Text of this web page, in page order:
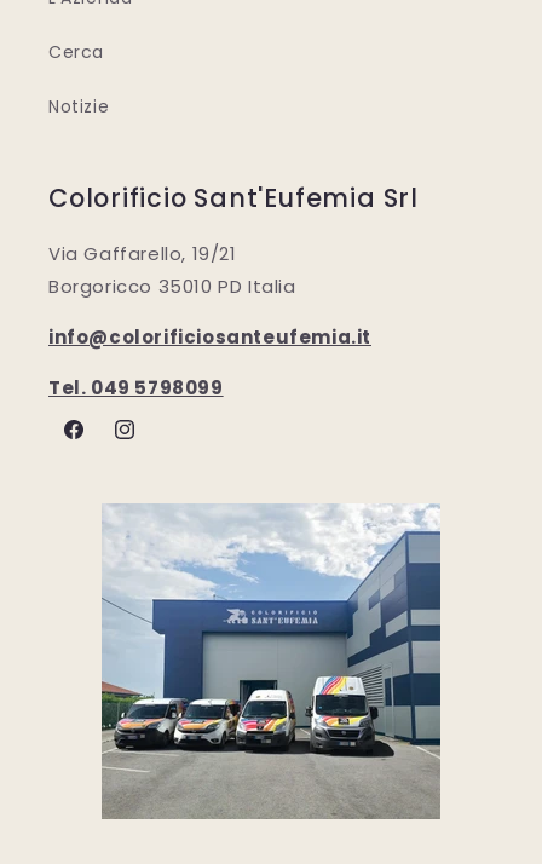
Cerca
Notizie
Colorificio Sant'Eufemia Srl
Via Gaffarello, 19/21
Borgoricco 35010 PD Italia
info@colorificiosanteufemia.it
Tel. 049 5798099
FacebookInstagram